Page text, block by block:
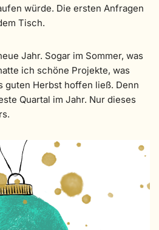
würde. Die ersten Anfragen
Tisch.
Jahr. Sogar im Sommer, was
ich schöne Projekte, was
guten Herbst hoffen ließ. Denn
Quartal im Jahr. Nur dieses